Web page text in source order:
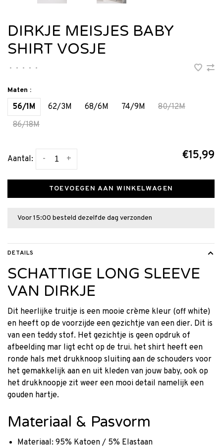
DIRKJE MEISJES BABY
SHIRT VOSJE
• • • • •
Maten :
56/1M 62/3M 68/6M 74/9M
80/12M
86/18M
Aantal: +
- €15,99
TOEVOEGEN AAN WINKELWAGEN
Voor 15:00 besteld dezelfde dag verzonden
DETAILS
SCHATTIGE LONG SLEEVE
VAN DIRKJE
Dit heerlijke truitje is een mooie crème kleur (off white)
en heeft op de voorzijde een gezichtje van een dier. Dit is
van een teddy stof. Het gezichtje is geen opdruk of
afbeelding mar ligt echt op de trui. het shirt heeft een
ronde hals met drukknoop sluiting aan de schouders voor
het gemakkelijk aan en uit kleden van jouw baby, ook op
het drukknoopje zit weer een mooi detail namelijk een
gouden hartje.
Materiaal & Pasvorm
Materiaal: 95% Katoen / 5% Elastaan